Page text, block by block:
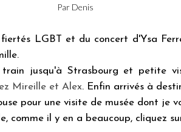
Par Denis
LGBT et du concert d'Ysa
jusqu'à Strasbourg et petite
Mireille et Alex. Enfin arrivés à
pour une visite de musée dont je
comme il y en a beaucoup, cliquez